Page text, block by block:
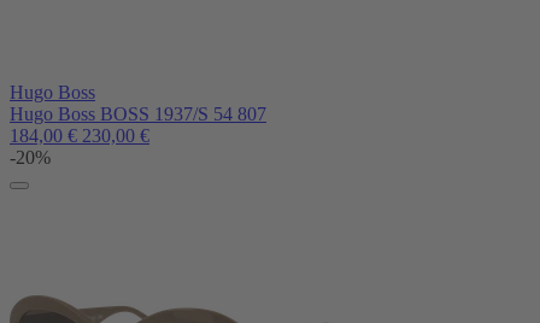
Hugo Boss
Hugo Boss BOSS 1937/S 54 807
184,00 € 230,00 €
-20%